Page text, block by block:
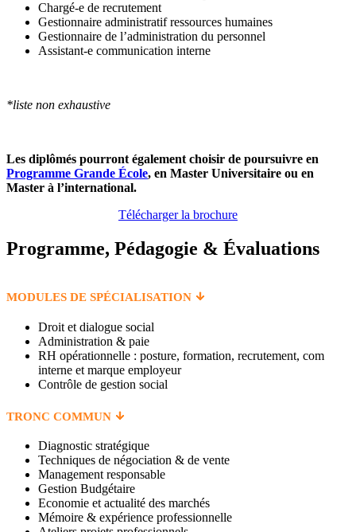
Chargé-e de recrutement
Gestionnaire administratif ressources humaines
Gestionnaire de l’administration du personnel
Assistant-e communication interne
*liste non exhaustive
Les diplômés pourront également choisir de poursuivre en
Programme Grande École, en Master Universitaire ou en
Master à l’international.
Télécharger la brochure
Programme, Pédagogie & Évaluations
MODULES DE SPÉCIALISATION
Droit et dialogue social
Administration & paie
RH opérationnelle : posture, formation, recrutement, com
interne et marque employeur
Contrôle de gestion social
TRONC COMMUN
Diagnostic stratégique
Techniques de négociation & de vente
Management responsable
Gestion Budgétaire
Economie et actualité des marchés
Mémoire & expérience professionnelle